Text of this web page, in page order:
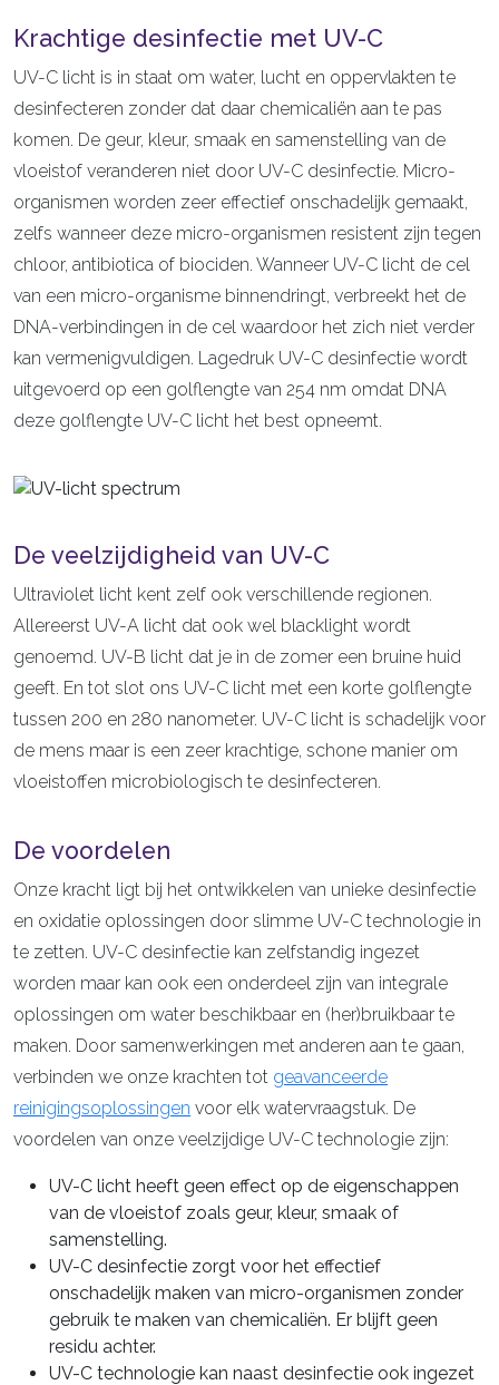
Krachtige desinfectie met UV-C
UV-C licht is in staat om water, lucht en oppervlakten te
desinfecteren zonder dat daar chemicaliën aan te pas
komen. De geur, kleur, smaak en samenstelling van de
vloeistof veranderen niet door UV-C desinfectie. Micro-
organismen worden zeer effectief onschadelijk gemaakt,
zelfs wanneer deze micro-organismen resistent zijn tegen
chloor, antibiotica of biociden. Wanneer UV-C licht de cel
van een micro-organisme binnendringt, verbreekt het de
DNA-verbindingen in de cel waardoor het zich niet verder
kan vermenigvuldigen. Lagedruk UV-C desinfectie wordt
uitgevoerd op een golflengte van 254 nm omdat DNA
deze golflengte UV-C licht het best opneemt.
De veelzijdigheid van UV-C
Ultraviolet licht kent zelf ook verschillende regionen.
Allereerst UV-A licht dat ook wel blacklight wordt
genoemd. UV-B licht dat je in de zomer een bruine huid
geeft. En tot slot ons UV-C licht met een korte golflengte
tussen 200 en 280 nanometer. UV-C licht is schadelijk voor
de mens maar is een zeer krachtige, schone manier om
vloeistoffen microbiologisch te desinfecteren.
De voordelen
Onze kracht ligt bij het ontwikkelen van unieke desinfectie
en oxidatie oplossingen door slimme UV-C technologie in
te zetten. UV-C desinfectie kan zelfstandig ingezet
worden maar kan ook een onderdeel zijn van integrale
oplossingen om water beschikbaar en (her)bruikbaar te
maken. Door samenwerkingen met anderen aan te gaan,
verbinden we onze krachten tot geavanceerde
reinigingsoplossingen voor elk watervraagstuk. De
voordelen van onze veelzijdige UV-C technologie zijn:
UV-C licht heeft geen effect op de eigenschappen
van de vloeistof zoals geur, kleur, smaak of
samenstelling.
UV-C desinfectie zorgt voor het effectief
onschadelijk maken van micro-organismen zonder
gebruik te maken van chemicaliën. Er blijft geen
residu achter.
UV-C technologie kan naast desinfectie ook ingezet